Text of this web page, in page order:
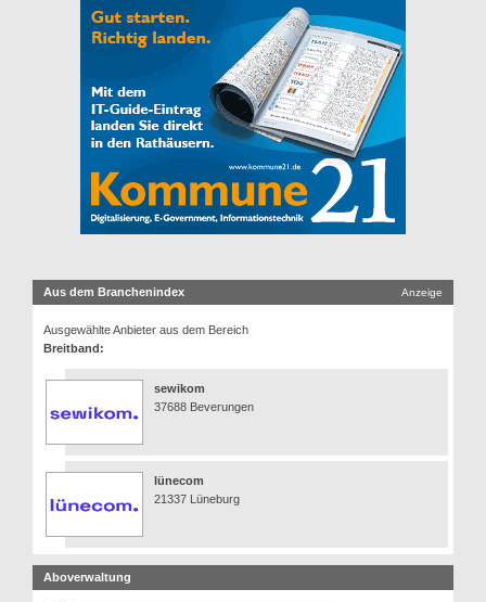
Aus dem Branchenindex Anzeige
Ausgewählte Anbieter aus dem Bereich
Breitband:
sewikom
37688 Beverungen
lünecom
21337 Lüneburg
Aboverwaltung